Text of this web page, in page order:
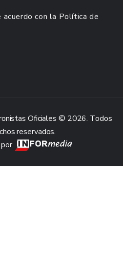
con la Política de
Oficiales © 2026. Todos
reservados.